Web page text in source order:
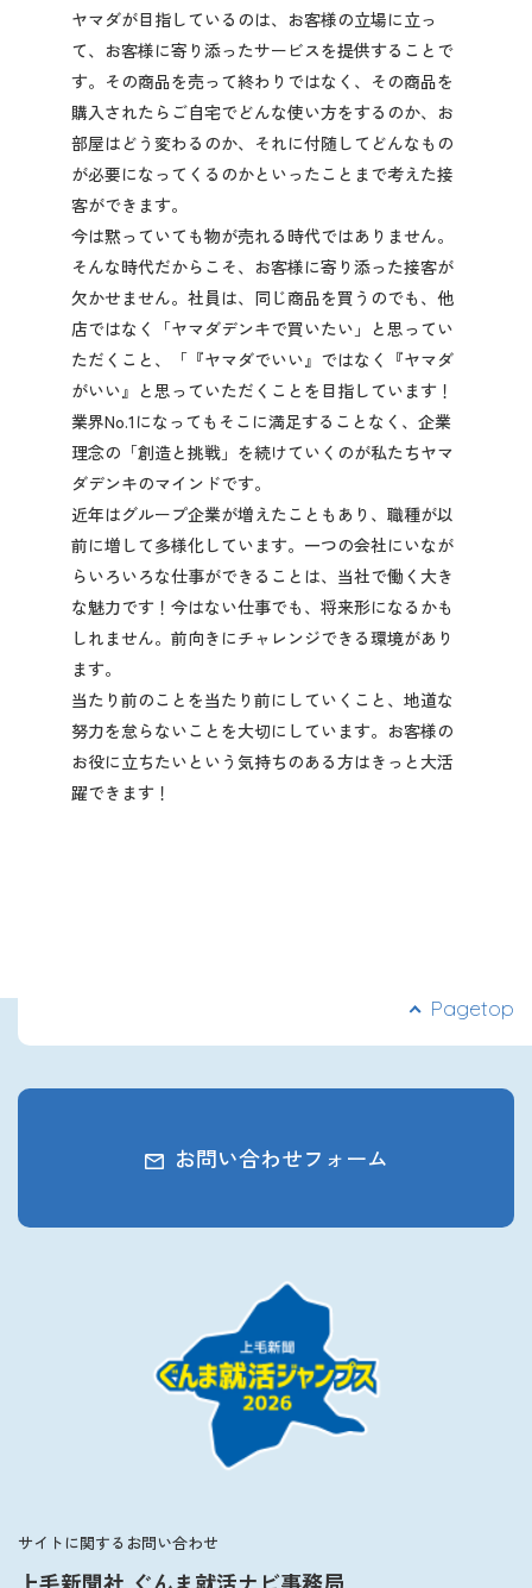
ヤマダが目指しているのは、お客様の立場に立っ
て、お客様に寄り添ったサービスを提供することで
す。その商品を売って終わりではなく、その商品を
購入されたらご自宅でどんな使い方をするのか、お
部屋はどう変わるのか、それに付随してどんなもの
が必要になってくるのかといったことまで考えた接
客ができます。
今は黙っていても物が売れる時代ではありません。
そんな時代だからこそ、お客様に寄り添った接客が
欠かせません。社員は、同じ商品を買うのでも、他
店ではなく「ヤマダデンキで買いたい」と思ってい
ただくこと、「『ヤマダでいい』ではなく『ヤマダ
がいい』と思っていただくことを目指しています！
業界No.1になってもそこに満足することなく、企業
理念の「創造と挑戦」を続けていくのが私たちヤマ
ダデンキのマインドです。
近年はグループ企業が増えたこともあり、職種が以
前に増して多様化しています。一つの会社にいなが
らいろいろな仕事ができることは、当社で働く大き
な魅力です！今はない仕事でも、将来形になるかも
しれません。前向きにチャレンジできる環境があり
ます。
当たり前のことを当たり前にしていくこと、地道な
努力を怠らないことを大切にしています。お客様の
お役に立ちたいという気持ちのある方はきっと大活
躍できます！
お問い合わせフォーム
サイトに関するお問い合わせ
Pagetop